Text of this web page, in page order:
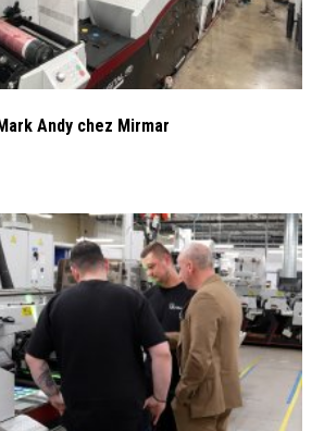
Andy chez Mirmar